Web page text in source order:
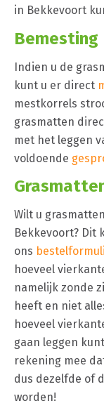
in Bekkevoort
Bemesting
Indien u de
kunt u er direct
mestkorrels
grasmatten
met het leggen
voldoende
Wilt u
Bekkevoort? Dit
ons
hoeveel
namelijk zonde
heeft en niet
hoeveel
gaan leggen
rekening mee
dus dezelfde of
worden!